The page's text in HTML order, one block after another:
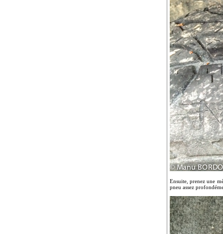
Ensuite, prenez une
pneu assez